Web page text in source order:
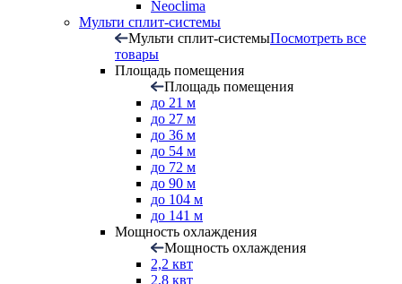
Neoclima
Мульти сплит-системы
Мульти сплит-системыПосмотреть все
товары
Площадь помещения
Площадь помещения
до 21 м
до 27 м
до 36 м
до 54 м
до 72 м
до 90 м
до 104 м
до 141 м
Мощность охлаждения
Мощность охлаждения
2,2 квт
2,8 квт